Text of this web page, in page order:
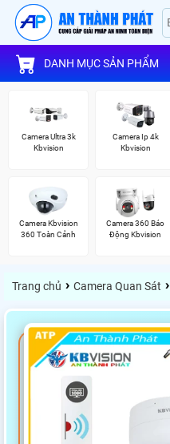
DANH MỤC SẢN PHẨM
Camera Ultra 3k
Kbvision
Camera Ip 4k
Kbvision
Camera Kbvision
360 Toàn Cảnh
Camera 360 Báo
Động Kbvision
Trang chủ › Camera Quan Sát ›